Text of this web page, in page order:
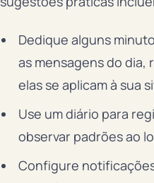
Dedique alguns
as mensagens do
elas se aplicam à sua
Use um diário para
observar padrões ao
Configure